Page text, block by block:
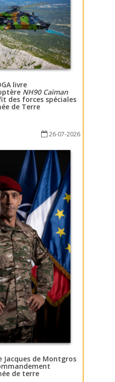
livre
NH90 Caïman
des forces spéciales
de Terre
26-07-2026
Jacques de Montgros
de terre